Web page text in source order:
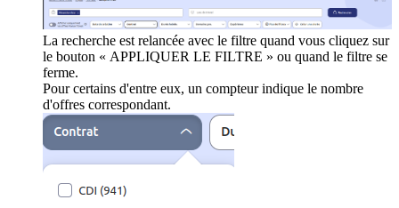
La recherche est relancée avec le filtre quand vous cliquez sur
le bouton « APPLIQUER LE FILTRE » ou quand le filtre se
ferme.
Pour certains d'entre eux, un compteur indique le nombre
d'offres correspondant.